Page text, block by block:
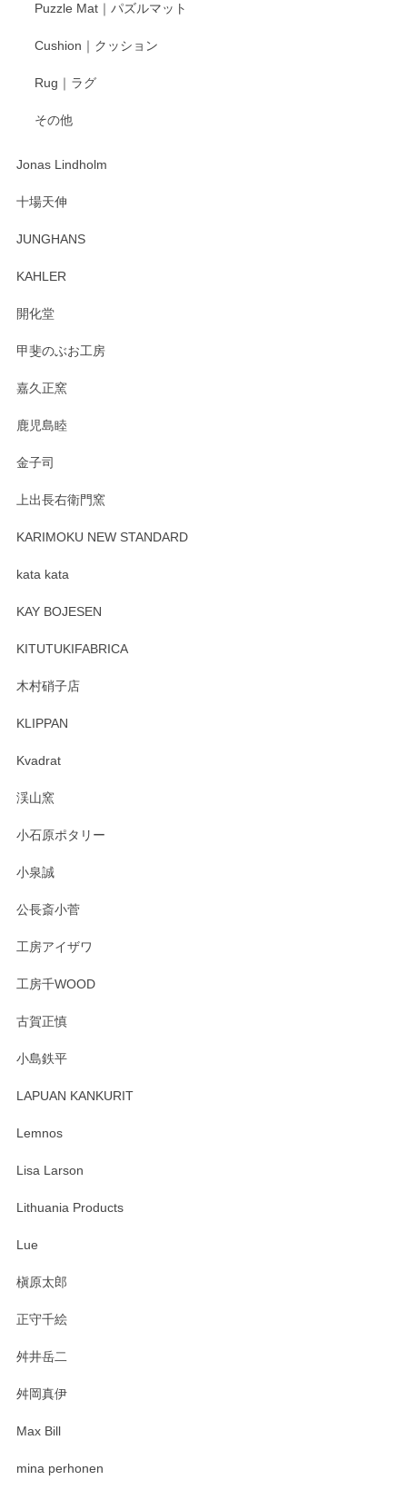
Puzzle Mat｜パズルマット
Cushion｜クッション
Rug｜ラグ
その他
Jonas Lindholm
十場天伸
JUNGHANS
KAHLER
開化堂
甲斐のぶお工房
嘉久正窯
鹿児島睦
金子司
上出長右衛門窯
KARIMOKU NEW STANDARD
kata kata
KAY BOJESEN
KITUTUKIFABRICA
木村硝子店
KLIPPAN
Kvadrat
渓山窯
小石原ポタリー
小泉誠
公長斎小菅
工房アイザワ
工房千WOOD
古賀正慎
小島鉄平
LAPUAN KANKURIT
Lemnos
Lisa Larson
Lithuania Products
Lue
槇原太郎
正守千絵
舛井岳二
舛岡真伊
Max Bill
mina perhonen